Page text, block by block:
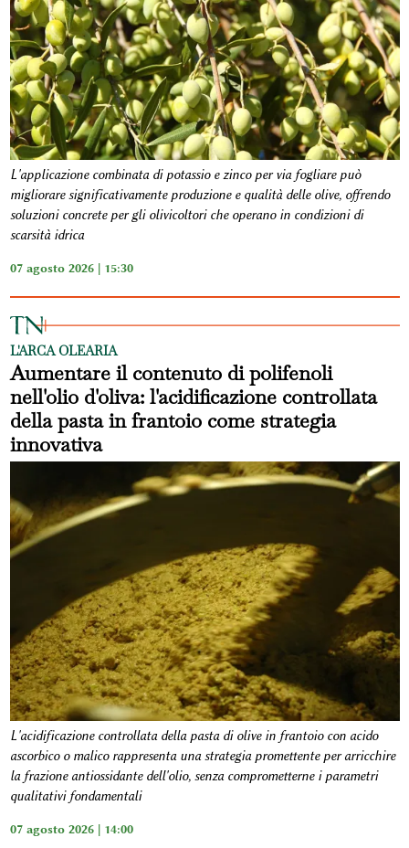
L'applicazione combinata di potassio e zinco per via fogliare può
migliorare significativamente produzione e qualità delle olive, offrendo
soluzioni concrete per gli olivicoltori che operano in condizioni di
scarsità idrica
07 agosto 2026 | 15:30
L'ARCA OLEARIA
Aumentare il contenuto di polifenoli
nell'olio d'oliva: l'acidificazione controllata
della pasta in frantoio come strategia
innovativa
L'acidificazione controllata della pasta di olive in frantoio con acido
ascorbico o malico rappresenta una strategia promettente per arricchire
la frazione antiossidante dell'olio, senza comprometterne i parametri
qualitativi fondamentali
07 agosto 2026 | 14:00